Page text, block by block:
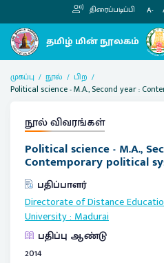
திரைப்படிப்பி A-
முகப்பு நூல்
பிற
Political science - M.A., Second year :
நூல் விவரங்கள்
Political science - M.A.,
Contemporary political
பதிப்பாளர்
Directorate of Distance
University:Madurai
பதிப்பு ஆண்டு
2014